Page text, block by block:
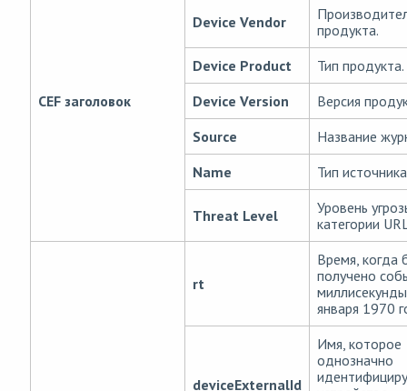
CEF заголовок
Device Vendor
продукта.
Device Product
Тип продукта.
Device Version
Версия
Source
Название
Name
Тип
Threat Level
Уровень
категории
rt
Время, когда
получено
января 1970
deviceExternalId
Имя, которое
однозначно